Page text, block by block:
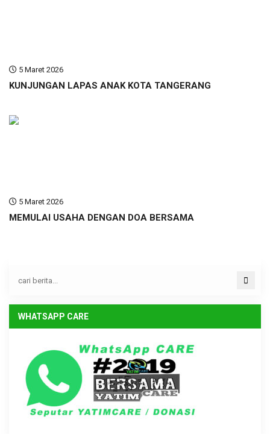
5 Maret 2026
KUNJUNGAN LAPAS ANAK KOTA TANGERANG
5 Maret 2026
MEMULAI USAHA DENGAN DOA BERSAMA
WHATSAPP CARE